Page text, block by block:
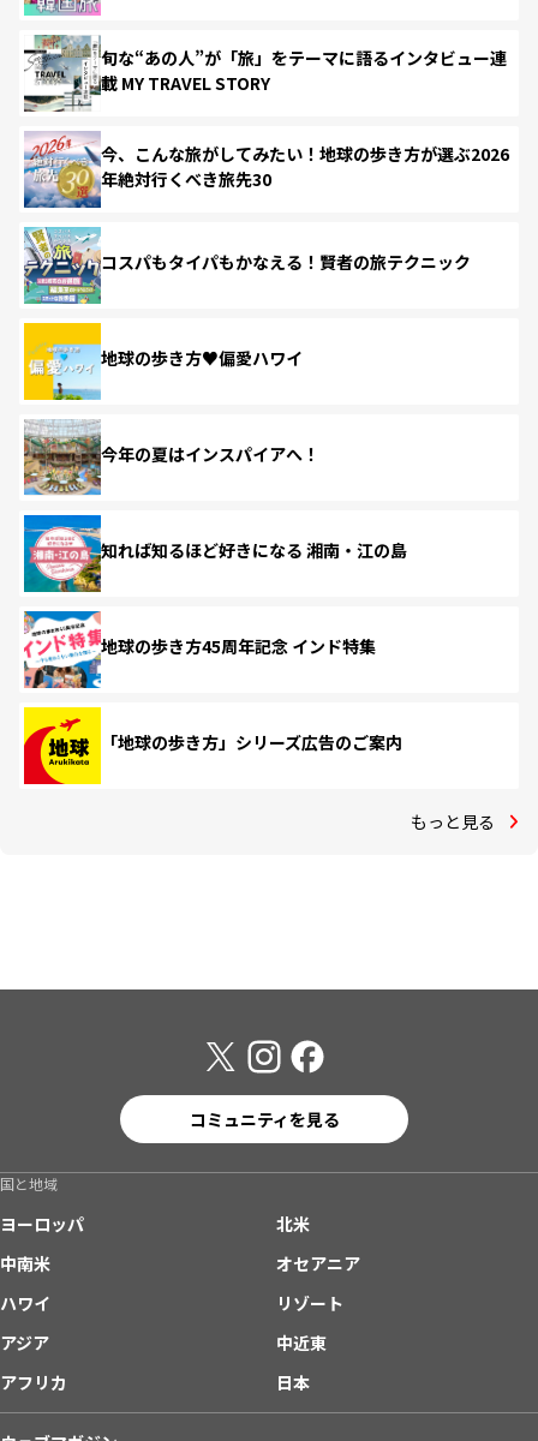
旬な“あの人”が「旅」をテーマに語るインタビュー連
載 MY TRAVEL STORY
今、こんな旅がしてみたい！地球の歩き方が選ぶ2026
年絶対行くべき旅先30
コスパもタイパもかなえる！賢者の旅テクニック
地球の歩き方♥偏愛ハワイ
今年の夏はインスパイアへ！
知れば知るほど好きになる 湘南・江の島
地球の歩き方45周年記念 インド特集
「地球の歩き方」シリーズ広告のご案内
もっと見る
コミュニティを見る
国と地域
ヨーロッパ
北米
中南米
オセアニア
ハワイ
リゾート
アジア
中近東
アフリカ
日本